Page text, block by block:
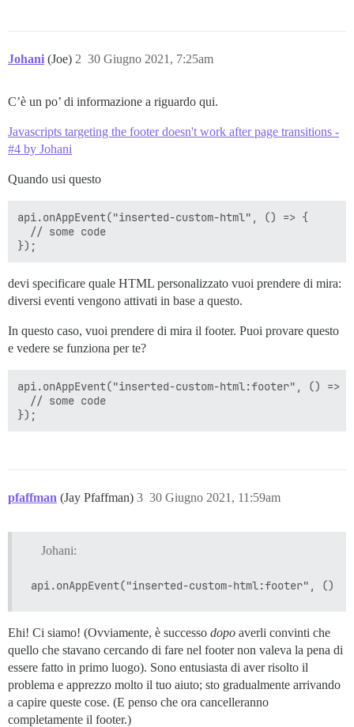
Johani (Joe) 30 Giugno 2021, 7:25am
2
C’è un po’ di informazione a riguardo qui.
Javascripts targeting the footer doesn't work after page transitions -
#4 by Johani
Quando usi questo
api.onAppEvent("inserted-custom-html", () => {
  // some code
devi specificare quale HTML personalizzato vuoi prendere di mira:
diversi eventi vengono attivati in base a questo.
In questo caso, vuoi prendere di mira il footer. Puoi provare questo
e vedere se funziona per te?
api.onAppEvent("inserted-custom-html:footer", () => {
  // some code
pfaffman (Jay Pfaffman) 30 Giugno 2021, 11:59am
3
Johani:
Ehi! Ci siamo! (Ovviamente, è successo dopo averli convinti che
quello che stavano cercando di fare nel footer non valeva la pena di
essere fatto in primo luogo). Sono entusiasta di aver risolto il
problema e apprezzo molto il tuo aiuto; sto gradualmente arrivando
a capire queste cose. (E penso che ora cancelleranno
completamente il footer.)